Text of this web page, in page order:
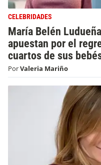
CELEBRIDADES
María Belén
apuestan por el
cuartos de sus
PorValeria Mariño